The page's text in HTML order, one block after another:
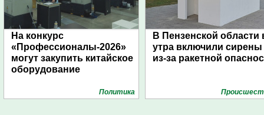
На конкурс
«Профессионалы-2026»
могут закупить китайское
оборудование
Политика
В Пензенской области
утра включили сирены
из-за ракетной